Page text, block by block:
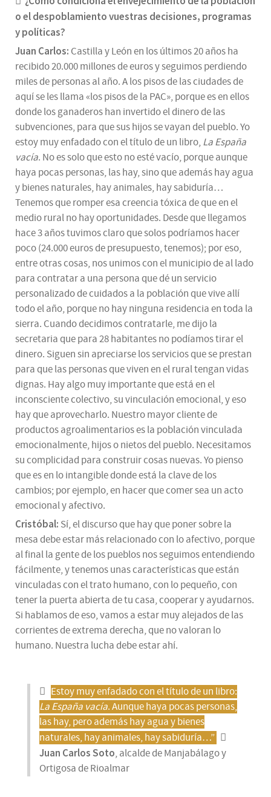
o el despoblamiento vuestras decisiones, programas
y políticas?
Juan Carlos: Castilla y León en los últimos 20 años ha
recibido 20.000 millones de euros y seguimos perdiendo
miles de personas al año. A los pisos de las ciudades de
aquí se les llama «los pisos de la PAC», porque es en ellos
donde los ganaderos han invertido el dinero de las
subvenciones, para que sus hijos se vayan del pueblo. Yo
estoy muy enfadado con el título de un libro,La España
vacía. No es solo que esto no esté vacío, porque aunque
haya pocas personas, las hay, sino que además hay agua
y bienes naturales, hay animales, hay sabiduría…
Tenemos que romper esa creencia tóxica de que en el
medio rural no hay oportunidades. Desde que llegamos
hace 3 años tuvimos claro que solos podríamos hacer
poco (24.000 euros de presupuesto, tenemos); por eso,
entre otras cosas, nos unimos con el municipio de al lado
para contratar a una persona que dé un servicio
personalizado de cuidados a la población que vive allí
todo el año, porque no hay ninguna residencia en toda la
sierra. Cuando decidimos contratarle, me dijo la
secretaria que para 28 habitantes no podíamos tirar el
dinero. Siguen sin apreciarse los servicios que se prestan
para que las personas que viven en el rural tengan vidas
dignas. Hay algo muy importante que está en el
inconsciente colectivo, su vinculación emocional, y eso
hay que aprovecharlo. Nuestro mayor cliente de
productos agroalimentarios es la población vinculada
emocionalmente, hijos o nietos del pueblo. Necesitamos
su complicidad para construir cosas nuevas. Yo pienso
que es en lo intangible donde está la clave de los
cambios; por ejemplo, en hacer que comer sea un acto
emocional y afectivo.
Cristóbal: Sí, el discurso que hay que poner sobre la
mesa debe estar más relacionado con lo afectivo, porque
al final la gente de los pueblos nos seguimos entendiendo
fácilmente, y tenemos unas características que están
vinculadas con el trato humano, con lo pequeño, con
tener la puerta abierta de tu casa, cooperar y ayudarnos.
Si hablamos de eso, vamos a estar muy alejados de las
corrientes de extrema derecha, que no valoran lo
humano. Nuestra lucha debe estar ahí.
Estoy muy enfadado con el título de un libro:
La España vacía. Aunque haya pocas personas,
las hay, pero además hay agua y bienes
naturales, hay animales, hay sabiduría…”
Juan Carlos Soto, alcalde de Manjabálago y
Ortigosa de Rioalmar